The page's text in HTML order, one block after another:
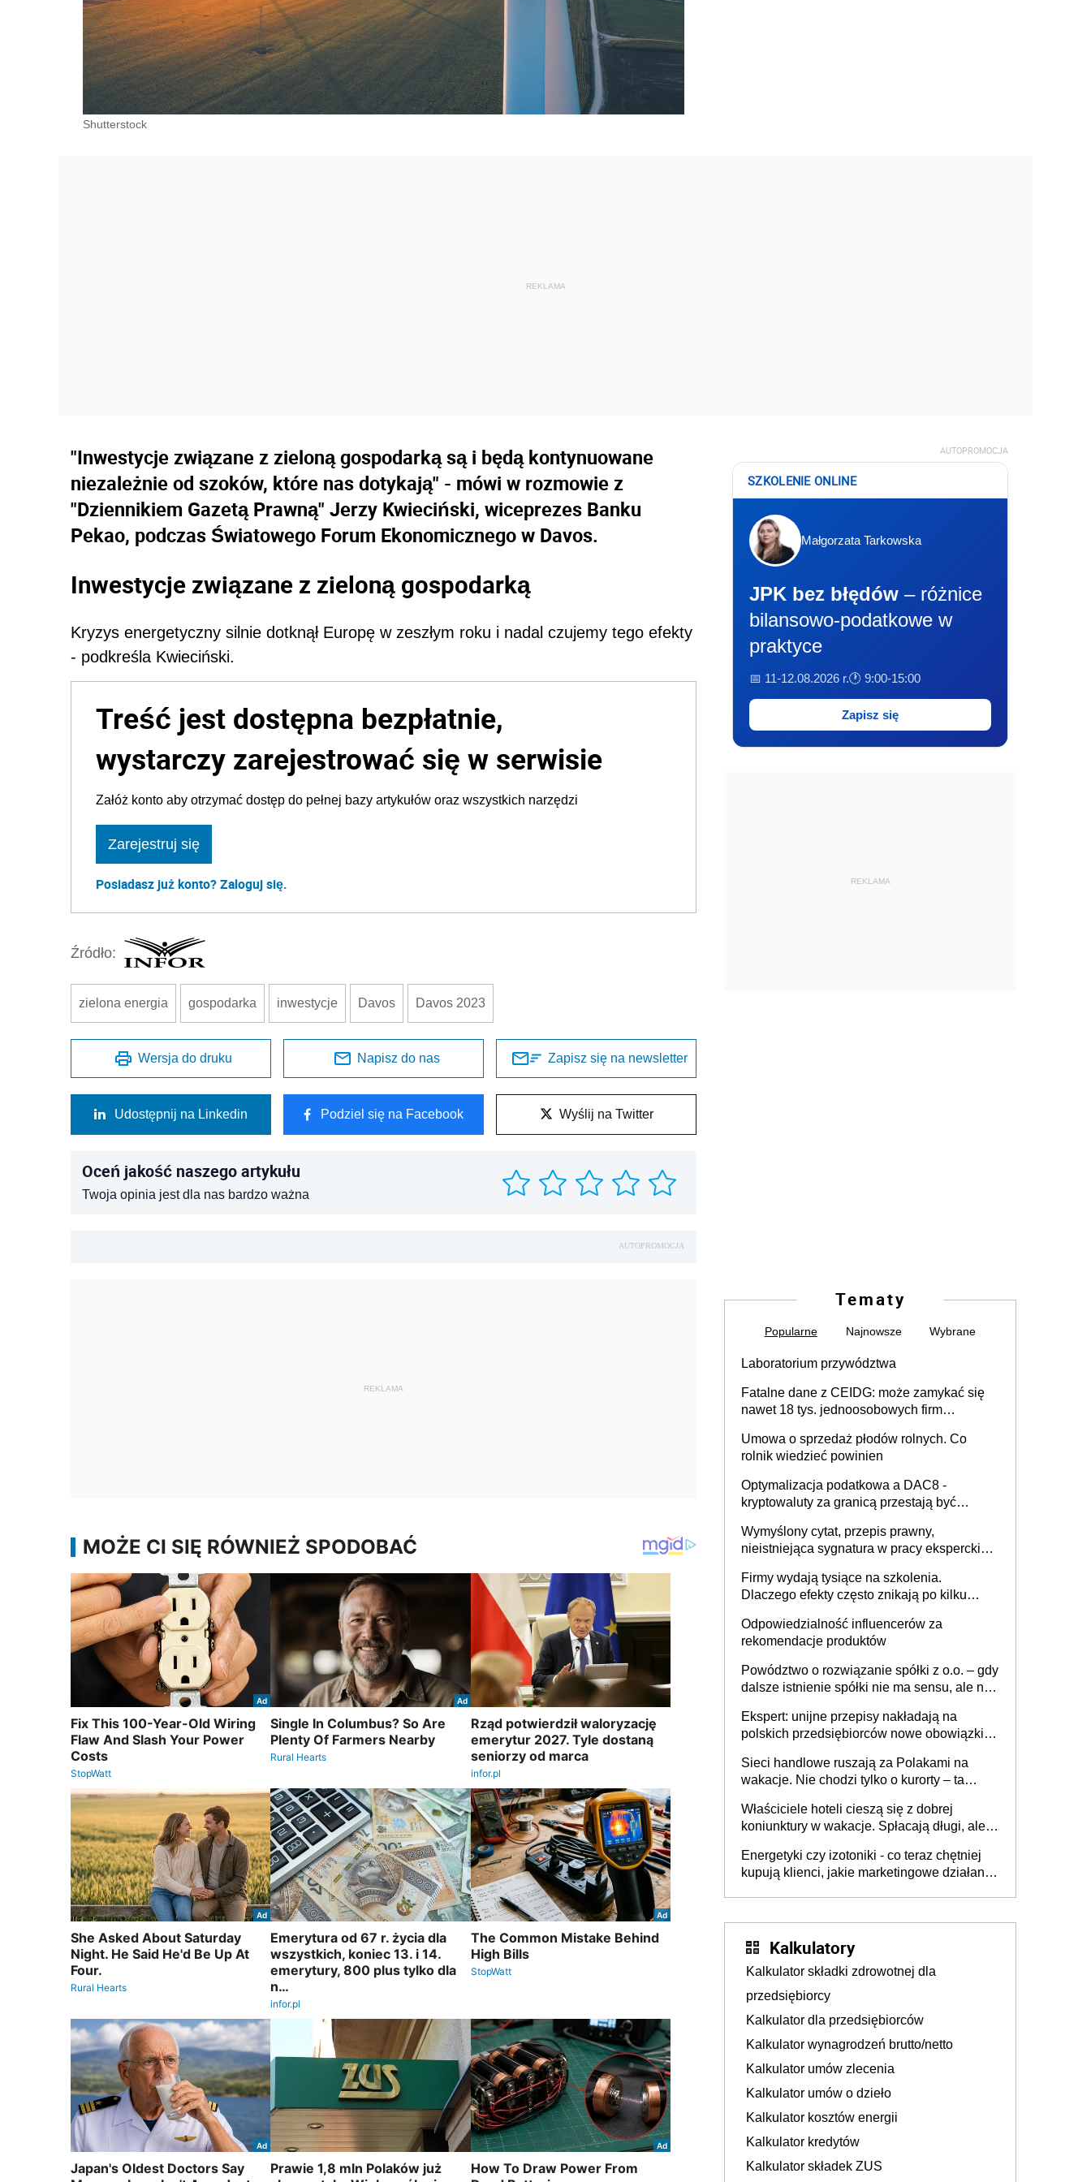
Shutterstock
"Inwestycje związane z zieloną gospodarką są i będą kontynuowane
niezależnie od szoków, które nas dotykają" - mówi w rozmowie z
"Dziennikiem Gazetą Prawną" Jerzy Kwieciński, wiceprezes Banku
Pekao, podczas Światowego Forum Ekonomicznego w Davos.
Inwestycje związane z zieloną gospodarką
Kryzys energetyczny silnie dotknął Europę w zeszłym roku i nadal czujemy tego efekty
- podkreśla Kwieciński.
Treść jest dostępna bezpłatnie,
wystarczy zarejestrować się w serwisie
Załóż konto aby otrzymać dostęp do pełnej bazy artykułów oraz wszystkich narzędzi
Zarejestruj się
Posiadasz już konto? Zaloguj się.
Źródło:
zielona energia gospodarka inwestycje Davos Davos 2023
Wersja do druku Napisz do nas Zapisz się na newsletter
Udostępnij na Linkedin Podziel się na Facebook Wyślij na Twitter
Oceń jakość naszego artykułu
Twoja opinia jest dla nas bardzo ważna
AUTOPROMOCJA
REKLAMA
AUTOPROMOCJA
SZKOLENIE ONLINE
Małgorzata Tarkowska
JPK bez błędów – różnice
bilansowo-podatkowe w
praktyce
📅 11-12.08.2026 r.🕐 9:00-15:00
Zapisz się
REKLAMA
Tematy
Popularne Najnowsze Wybrane
Laboratorium przywództwa
Fatalne dane z CEIDG: może zamykać się
nawet 18 tys. jednoosobowych firm
Umowa o sprzedaż płodów rolnych. Co
rolnik wiedzieć powinien
Optymalizacja podatkowa a DAC8 -
kryptowaluty za granicą przestają być
Wymyślony cytat, przepis prawny,
nieistniejąca sygnatura w pracy eksperckiej -
firmie
Firmy wydają tysiące na szkolenia.
Dlaczego efekty często znikają po kilku
Odpowiedzialność influencerów za
rekomendacje produktów
Powództwo o rozwiązanie spółki z o.o. – gdy
dalsze istnienie spółki nie ma sensu, ale nie
Ekspert: unijne przepisy nakładają na
polskich przedsiębiorców nowe obowiązki w
Sieci handlowe ruszają za Polakami na
wakacje. Nie chodzi tylko o kurorty – ta
tam, gdzie wielu spędzi urlop po cichu
Właściciele hoteli cieszą się z dobrej
koniunktury w wakacje. Spłacają długi, ale
Energetyki czy izotoniki - co teraz chętniej
kupują klienci, jakie marketingowe działania
Kalkulatory
Kalkulator składki zdrowotnej dla
przedsiębiorcy
Kalkulator dla przedsiębiorców
Kalkulator wynagrodzeń brutto/netto
Kalkulator umów zlecenia
Kalkulator umów o dzieło
Kalkulator kosztów energii
Kalkulator kredytów
Kalkulator składek ZUS